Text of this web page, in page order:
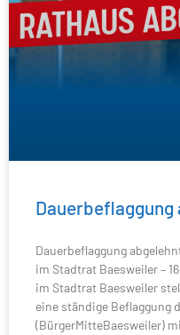
Dauerbeflaggung
Dauerbeflaggung
im Stadtrat Baesweiler –
im Stadtrat Baesweiler
eine ständige Beflaggung
(BürgerMitteBaesweiler)